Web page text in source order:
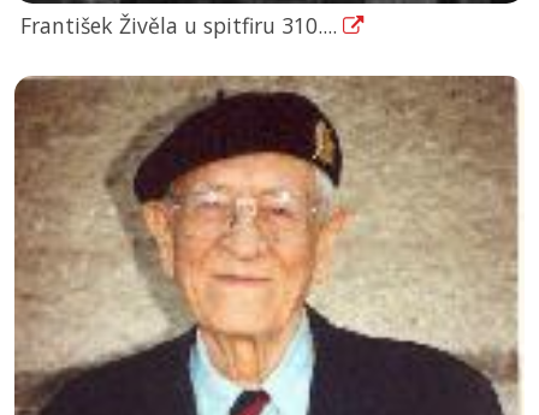
František Živěla u spitfiru 310....